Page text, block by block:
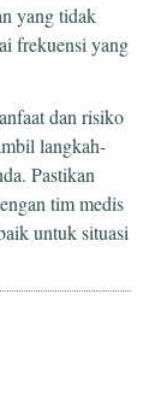
yang tidak
frekuensi yang
dan risiko
langkah-
Pastikan
tim medis
untuk situasi